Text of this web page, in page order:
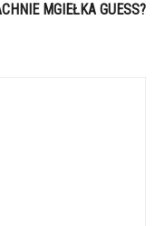
MGIEŁKA GUESS?